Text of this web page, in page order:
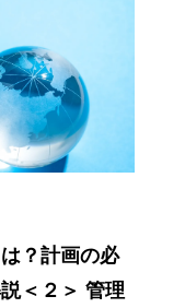
？計画の必
＜２＞ 管理